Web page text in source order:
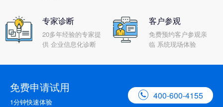
专家诊断
20多年经验的专家提
供 企业信息化诊断
客户参观
免费预约客户参观亲
临 系统现场体验
免费申请试用
1分钟快速体验
 400-600-4155